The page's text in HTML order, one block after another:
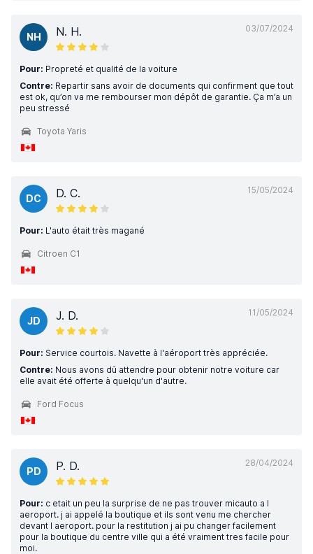
03/07/2024
NH N. H.
Pour: Propreté et qualité de la voiture
Contre: Repartir sans avoir de documents qui confirment que tout
est ok, qu’on va me rembourser mon dépôt de garantie. Ça m’a un
peu stressé
Toyota Yaris
15/05/2024
DC D. C.
Pour: L'auto était très magané
Citroen C1
11/05/2024
JD J. D.
Pour: Service courtois. Navette à l'aéroport très appréciée.
Contre: Nous avons dû attendre pour obtenir notre voiture car
elle avait été offerte à quelqu'un d'autre.
Ford Focus
28/04/2024
PD P. D.
Pour: c etait un peu la surprise de ne pas trouver micauto a l
aeroport. j ai appelé la boutique et ils sont venu me chercher
devant l aeroport. pour la restitution j ai pu changer facilement
pour la boutique du centre ville qui a été vraiment tres facile pour
moi.